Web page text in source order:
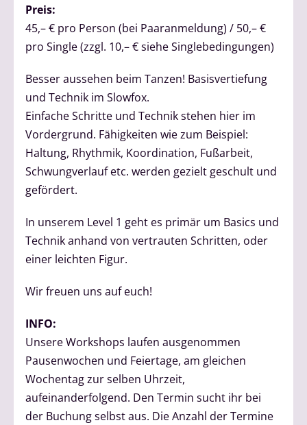
Preis:
45,– € pro Person (bei Paaranmeldung) / 50,– €
pro Single (zzgl. 10,– € siehe Singlebedingungen)
Besser aussehen beim Tanzen! Basisvertiefung
und Technik im Slowfox.
Einfache Schritte und Technik stehen hier im
Vordergrund. Fähigkeiten wie zum Beispiel:
Haltung, Rhythmik, Koordination, Fußarbeit,
Schwungverlauf etc. werden gezielt geschult und
gefördert.
In unserem Level 1 geht es primär um Basics und
Technik anhand von vertrauten Schritten, oder
einer leichten Figur.
Wir freuen uns auf euch!
INFO:
Unsere Workshops laufen ausgenommen
Pausenwochen und Feiertage, am gleichen
Wochentag zur selben Uhrzeit,
aufeinanderfolgend. Den Termin sucht ihr bei
der Buchung selbst aus. Die Anzahl der Termine